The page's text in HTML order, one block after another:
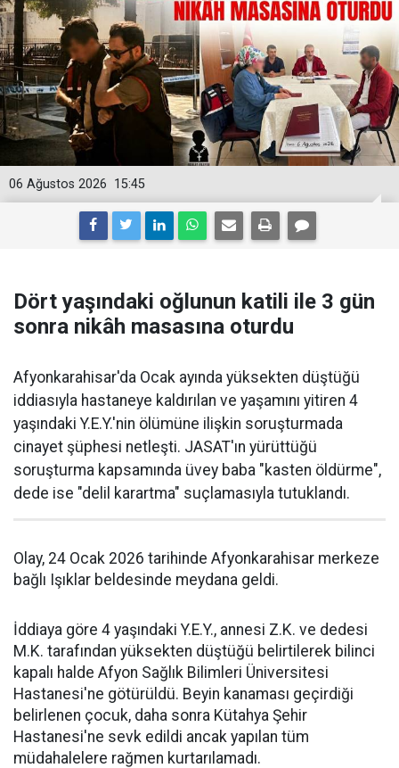
15:45
06 Ağustos 2026
Dört yaşındaki oğlunun katili ile 3 gün
sonra nikâh masasına oturdu
Afyonkarahisar'da Ocak ayında yüksekten düştüğü
iddiasıyla hastaneye kaldırılan ve yaşamını yitiren 4
yaşındaki Y.E.Y.'nin ölümüne ilişkin soruşturmada
cinayet şüphesi netleşti. JASAT'ın yürüttüğü
soruşturma kapsamında üvey baba "kasten öldürme",
dede ise "delil karartma" suçlamasıyla tutuklandı.
Olay, 24 Ocak 2026 tarihinde Afyonkarahisar merkeze
bağlı Işıklar beldesinde meydana geldi.
İddiaya göre 4 yaşındaki Y.E.Y., annesi Z.K. ve dedesi
M.K. tarafından yüksekten düştüğü belirtilerek bilinci
kapalı halde Afyon Sağlık Bilimleri Üniversitesi
Hastanesi'ne götürüldü. Beyin kanaması geçirdiği
belirlenen çocuk, daha sonra Kütahya Şehir
Hastanesi'ne sevk edildi ancak yapılan tüm
müdahalelere rağmen kurtarılamadı.